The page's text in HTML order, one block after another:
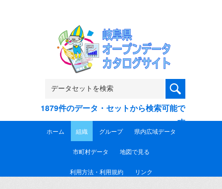
1879件のデータ・セットから検索可能で
す
ホーム 組織 グループ 県内広域データ
市町村データ 地図で見る
利用方法・利用規約 リンク